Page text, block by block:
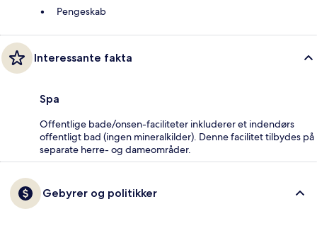
Pengeskab
Interessante fakta
Spa
Offentlige bade/onsen-faciliteter inkluderer et indendørs
offentligt bad (ingen mineralkilder). Denne facilitet tilbydes på
separate herre- og dameområder.
Gebyrer og politikker